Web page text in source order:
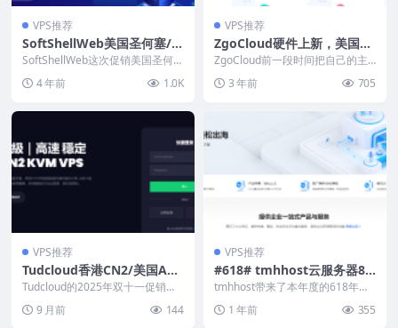
VPS推荐
SoftShellWeb美国圣何塞/荷
兰VPS：10美元/月，4IP经销
商VPS 30美元/季度，另有中
国台湾机房，支持支付宝
SoftShellWeb这次促销美国圣何塞
外一种...
4 年前 1.0K
VPS推荐
ZgoCloud硬件上新，美国洛
杉矶/日本大阪VPS 17美元/
季，支持支付宝/Paypal
ZgoCloud前一段时间把自己的主
比...3 年前 705
VPS推荐
Tudcloud香港CN2/美国AS9
929+CMIN2 VPS优惠45%，
充值送余额，支持支付宝/银
联卡
Tudcloud的2025年双十一促销活
化...9 月前 144
VPS推荐
#618# tmhhost云服务器8.8
折，洛杉矶/香港季付，原生
双ISP住宅IP，CN2-GIA/CUI
I/4837高速网络
tmhhost带来了本年度的618年中
折，美国洛...
1 年前 355